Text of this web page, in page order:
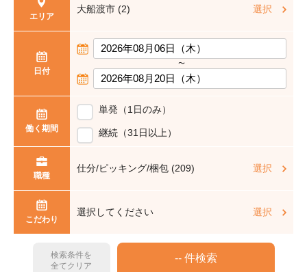
エリア
大船渡市 (2) 選択
日付
〜
働く期間
単発（1日のみ）
継続（31日以上）
職種
仕分/ピッキング/梱包 (209) 選択
こだわり
選択してください 選択
検索条件を
全てクリア